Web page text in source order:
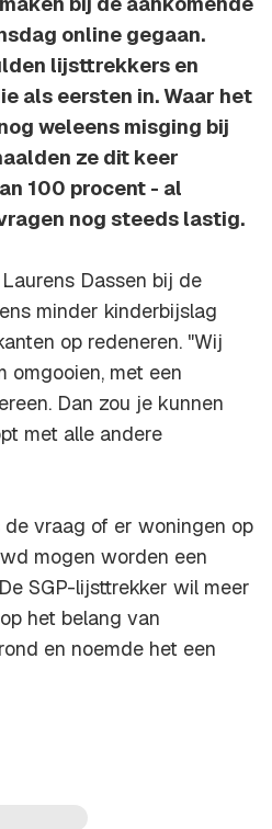
online gegaan.
lijsttrekkers en
als eersten in. Waar het
weleens misging bij
ze dit keer
100 procent - al
nog steeds lastig.
Dassen bij de
minder kinderbijslag
op redeneren. "Wij
omgooien, met een
Dan zou je kunnen
met alle andere
vraag of er woningen op
mogen worden een
SGP-lijsttrekker wil meer
het belang van
en noemde het een